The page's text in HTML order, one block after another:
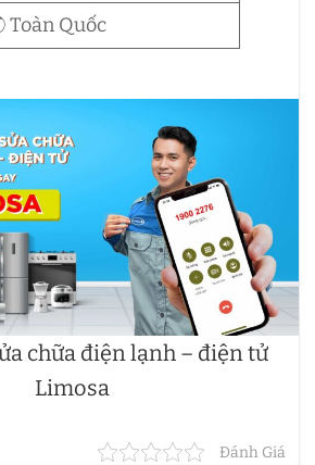
Toàn Quốc
chữa điện lạnh – điện tử
Limosa
Đánh Giá